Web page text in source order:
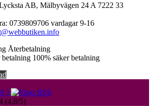
AB, Mälbyvägen 24 A 7222 33
0739809706 vardagar 9-16
Återbetalning
100% säker betalning
)
(4,8/5)